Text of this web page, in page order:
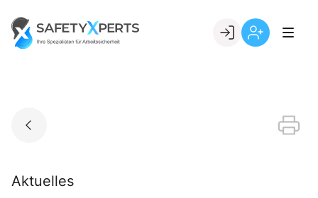
content
Go to landing page.
Aktuelles